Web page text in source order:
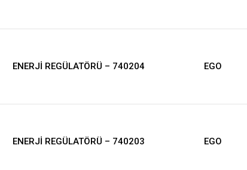
ENERJİ REGÜLATÖRÜ – 740204 EGO
ENERJİ REGÜLATÖRÜ – 740203 EGO